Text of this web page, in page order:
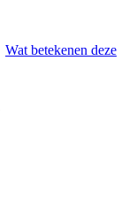
Wat betekenen deze